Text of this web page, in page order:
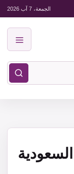
الجمعة، 7 آب 2026